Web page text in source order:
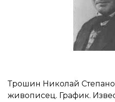
Трошин Николай
живописец. График.